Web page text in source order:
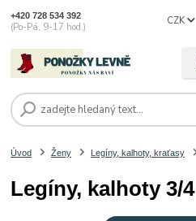
CZK
+420 728 534 392
(Po-Pá, 9-17 hod.)
Úvod Ženy Legíny, kalhoty, kraťasy
Legíny, kalhoty 3/4